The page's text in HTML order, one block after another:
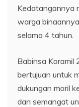
Kedatangannya
warga
selama 4 tahun.
Babinsa Koramil
bertujuan untuk
dukungan moril
dan semangat